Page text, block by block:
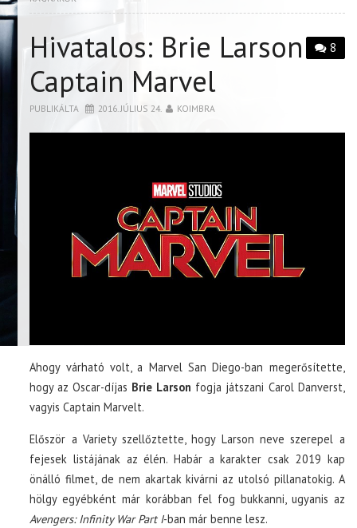
8
Hivatalos: Brie Larson
Captain Marvel
PUBLIKÁLTA 2016. JÚLIUS 24. KOIMBRA
Ahogy várható volt, a Marvel San Diego-ban megerősítette,
hogy az Oscar-díjas Brie Larson fogja játszani Carol Danverst,
vagyis Captain Marvelt.
Először a Variety szellőztette, hogy Larson neve szerepel a
fejesek listájának az élén. Habár a karakter csak 2019 kap
önálló filmet, de nem akartak kivárni az utolsó pillanatokig. A
hölgy egyébként már korábban fel fog bukkanni, ugyanis az
Avengers: Infinity War Part I-ban már benne lesz.